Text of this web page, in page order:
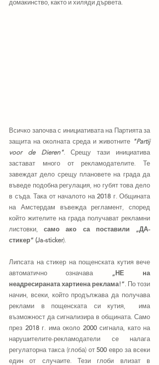
домакинство, както и хиляди дървета.
Всичко започва с инициативата на Партията за
защита на околната среда и животните "Partij
voor de Dieren". Срещу тази инициатива
застават много от рекламодателите. Те
завеждат дело срещу плановете на града да
въведе подобна регулация, но губят това дело
в съда. Така от началото на 2018 г. Общината
на Амстердам въвежда регламент, според
който жителите на града получават рекламни
листовки, само ако са поставили „ДА-
стикер“ (Ja-sticker).
Липсата на стикер на пощенската кутия вече
автоматично означава
„НЕ на
неадресираната хартиена реклама!“. По този
начин, всеки, който продължава да получава
реклами в пощенската си кутия,  има
възможност да сигнализира в общината. Само
през 2018 г. има около 2000 сигнала, като на
нарушителите-рекламодатели се налага
регулаторна такса (глоба) от 500 евро за всеки
един от случаите. Тези глоби влизат в